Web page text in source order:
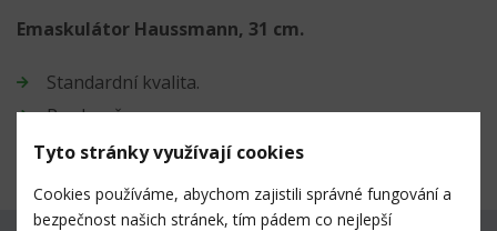
Emaskulátor Haussmann, 31 cm.
Standardní kvalita.
Pro koně.
Velikost: 31 cm
Tyto stránky využívají cookies
Cookies používáme, abychom zajistili správné fungování a
bezpečnost našich stránek, tím pádem co nejlepší